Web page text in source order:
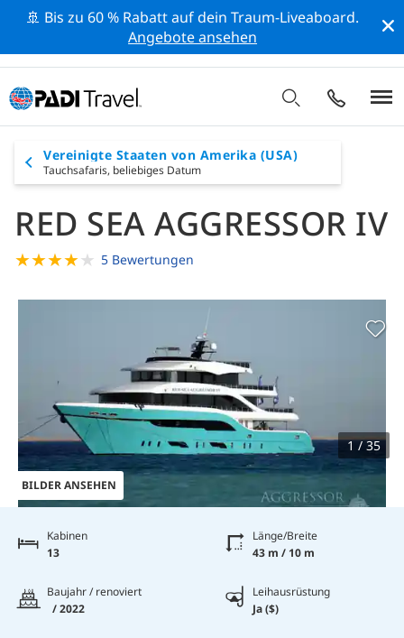
🚢 Bis zu 60 % Rabatt auf dein Traum-Liveaboard.
Angebote ansehen
Vereinigte Staaten von Amerika (USA)
Tauchsafaris, beliebiges Datum
RED SEA AGGRESSOR IV
★★★★★ 5 Bewertungen
BILDER ANSEHEN
1 / 35
Kabinen
13
Länge/Breite
43 m / 10 m
Baujahr / renoviert
/ 2022
Leihausrüstung
Ja ($)